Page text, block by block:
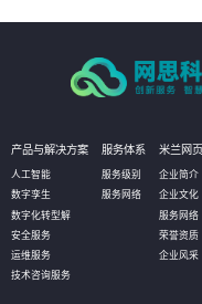
产品与解决方案
人工智能
数字孪生
数字化转型解
安全服务
运维服务
技术咨询服务
服务体系
服务级别
服务网络
米兰网
企业简介
企业文化
服务网络
荣誉资质
企业风采